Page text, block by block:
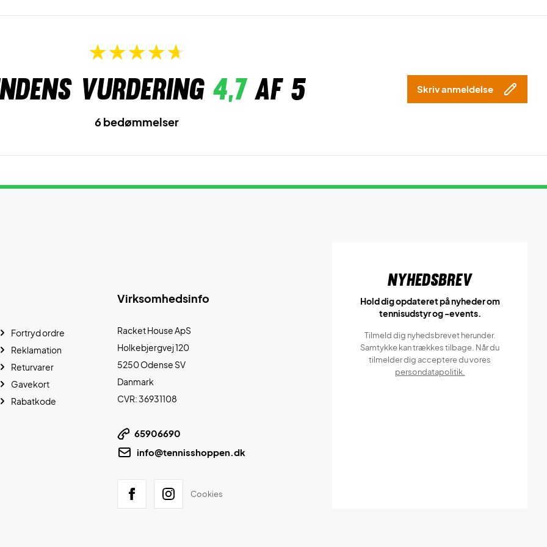
vurdering 4,7af 5 Skriv anmeldelse
6 bedømmelser
Virksomhedsinfo
Racket House ApS
Holkebjergvej 120
5250 Odense SV
Danmark
CVR: 36931108
65906690
info@tennisshoppen.dk
Cookies
Fortryd ordre
Reklamation
Returvarer
Gavekort
Rabatkode
Nyhedsbrev
Hold dig opdateret på nyheder om
tennisudstyr og -events.
Tilmeld dig nyhedsbrevet herunder.
Samtykke kan trækkes tilbage. Når du
tilmelder dig acceptere du vores
persondatapolitik.